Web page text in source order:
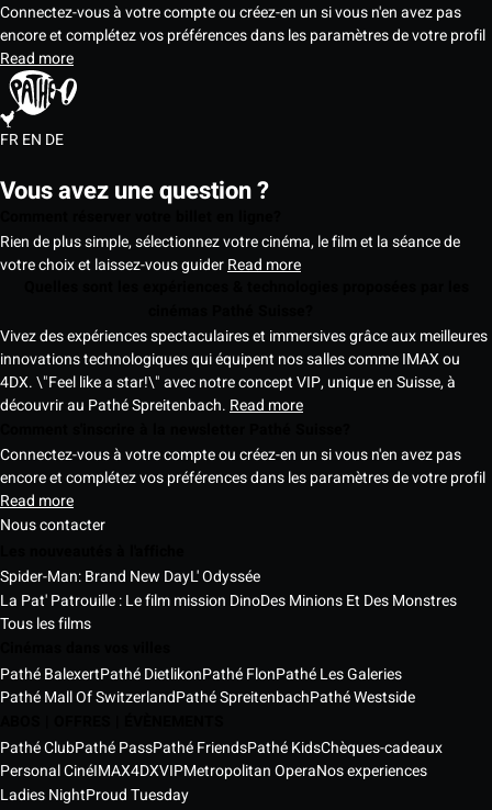
Connectez-vous à votre compte ou créez-en un si vous n'en avez pas
encore et complétez vos préférences dans les paramètres de votre profil
Read more
FREN DE
Vous avez une question ?
Rien de plus simple, sélectionnez votre cinéma, le film et la séance de
votre choix et laissez-vous guiderRead more
Vivez des expériences spectaculaires et immersives grâce aux meilleures
innovations technologiques qui équipent nos salles comme IMAX ou
4DX. \"Feel like a star!\" avec notre concept VIP, unique en Suisse, à
découvrir au Pathé Spreitenbach. Read more
Connectez-vous à votre compte ou créez-en un si vous n'en avez pas
encore et complétez vos préférences dans les paramètres de votre profil
Read more
Nous contacter
Spider-Man: Brand New DayL' Odyssée
La Pat' Patrouille : Le film mission DinoDes Minions Et Des Monstres
Tous les films
Pathé BalexertPathé DietlikonPathé FlonPathé Les Galeries
Pathé Mall Of SwitzerlandPathé SpreitenbachPathé Westside
Pathé ClubPathé PassPathé FriendsPathé KidsChèques-cadeaux
Personal CinéIMAX4DXVIPMetropolitan OperaNos experiences
Ladies NightProud Tuesday